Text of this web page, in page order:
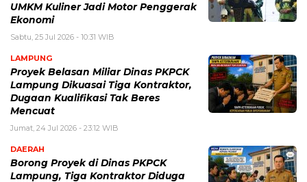
UMKM Kuliner Jadi Motor Penggerak
Ekonomi
Sabtu, 25 Jul 2026 - 10:31 WIB
LAMPUNG
Proyek Belasan Miliar Dinas PKPCK
Lampung Dikuasai Tiga Kontraktor,
Dugaan Kualifikasi Tak Beres
Mencuat
Jumat, 24 Jul 2026 - 23:12 WIB
DAERAH
Borong Proyek di Dinas PKPCK
Lampung, Tiga Kontraktor Diduga